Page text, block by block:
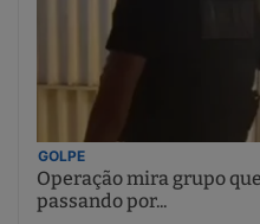
GOLPE
Operação mira grupo
passando por...